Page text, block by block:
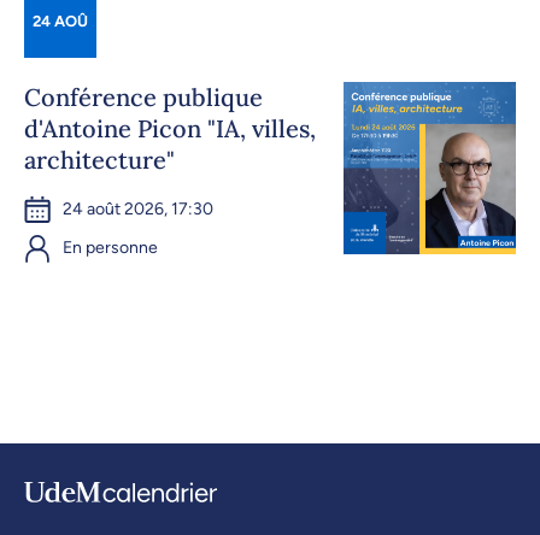
24 AOÛ
Conférence publique
d'Antoine Picon "IA, villes,
architecture"
24 août 2026, 17:30
En personne